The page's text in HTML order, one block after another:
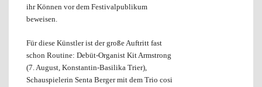
ihr Können vor dem Festivalpublikum
beweisen.
Für diese Künstler ist der große Auftritt fast
schon Routine: Debüt-Organist Kit Armstrong
(7. August, Konstantin-Basilika Trier),
Schauspielerin Senta Berger mit dem Trio cosi